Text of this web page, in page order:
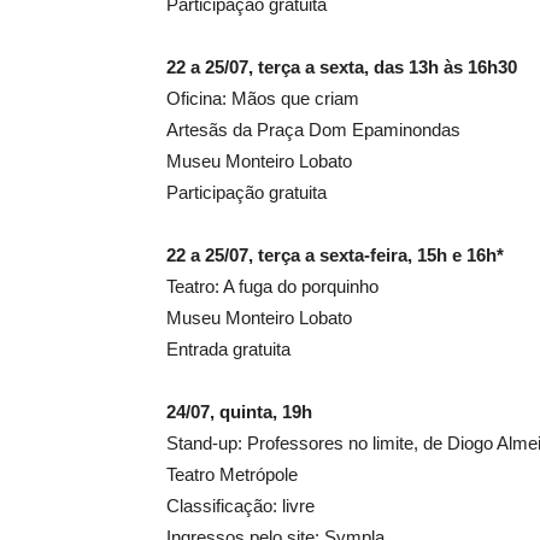
Participação gratuita
22 a 25/07, terça a sexta, das 13h às 16h30
Oficina: Mãos que criam
Artesãs da Praça Dom Epaminondas
Museu Monteiro Lobato
Participação gratuita
22 a 25/07, terça a sexta-feira, 15h e 16h*
Teatro: A fuga do porquinho
Museu Monteiro Lobato
Entrada gratuita
24/07, quinta, 19h
Stand-up: Professores no limite, de Diogo
Teatro Metrópole
Classificação: livre